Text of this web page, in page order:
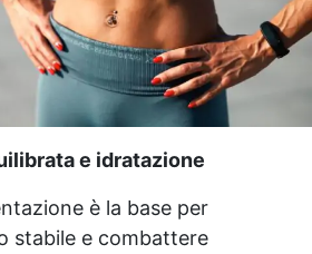
e idratazione
è la base per
stabile e combattere